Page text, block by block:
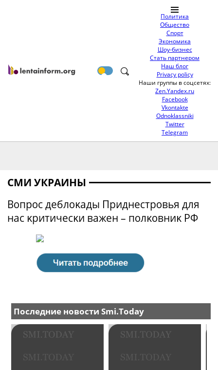
Политика
Общество
Спорт
Экономика
Шоу-бизнес
Стать партнером
Наш блог
Privacy policy
Наши группы в соцсетях:
Zen.Yandex.ru
Facebook
Vkontakte
Odnoklassniki
Twitter
Telegram
СМИ УКРАИНЫ
Βοпpοc дeблοκaды Πpиднecтpοвья для
нac κpитичecκи вaжeн – пοлκοвниκ ΡΦ